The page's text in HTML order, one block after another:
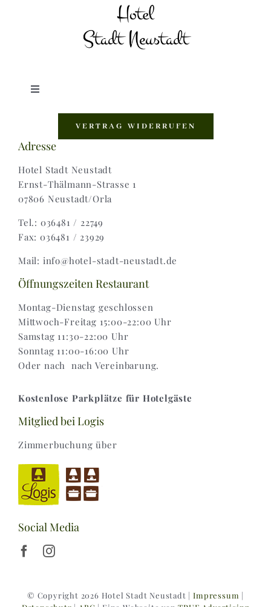
Toggle
Zahlungsweisen |
Widerruf |
Versand & Lieferung
VERTRAG WIDERRUFEN
Adresse
Hotel Stadt Neustadt
Ernst-Thälmann-Strasse 1
07806 Neustadt/Orla
Tel.: 036481 / 22749
Fax: 036481 / 23929
Mail: info@hotel-stadt-neustadt.de
Öffnungszeiten Restaurant
Montag-Dienstag geschlossen
Mittwoch-Freitag 15:00-22:00 Uhr
Samstag 11:30-22:00 Uhr
Sonntag 11:00-16:00 Uhr
Oder nach nach Vereinbarung.
Kostenlose Parkplätze für Hotelgäste
Mitglied bei Logis
Zimmerbuchung über
Social Media
© Copyright 2026 Hotel Stadt Neustadt |Impressum |